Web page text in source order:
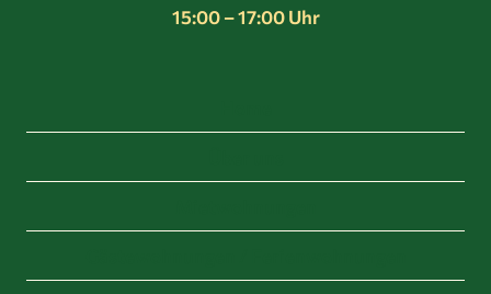
15:00 – 17:00 Uhr